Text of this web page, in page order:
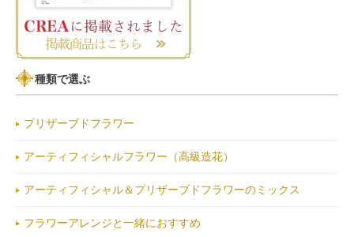
種類で選ぶ
プリザーブドフラワー
アーティフィシャルフラワー（高級造花）
アーティフィシャル＆プリザーブドフラワーのミックス
フラワーアレンジと一緒におすすめ